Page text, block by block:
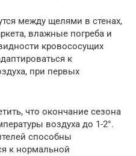
между щелями в стенах,
влажные погреба и
кровососущих
к
при первых
что окончание сезона
воздуха до 1-2°.
способны
к нормальной